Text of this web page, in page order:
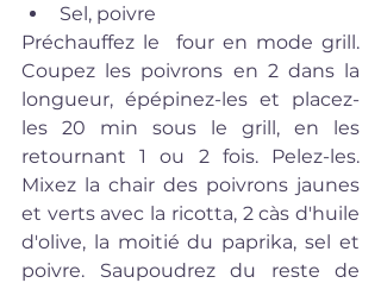
Sel, poivre
Préchauffez le  four en mode grill.
Coupez les poivrons en 2 dans la
longueur, épépinez-les et placez-
les 20 min sous le grill, en les
retournant 1 ou 2 fois. Pelez-les.
Mixez la chair des poivrons jaunes
et verts avec la ricotta, 2 càs d'huile
d'olive, la moitié du paprika, sel et
poivre. Saupoudrez du reste de